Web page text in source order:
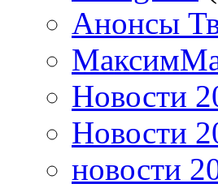
Анонсы
Новости
Новости
новости